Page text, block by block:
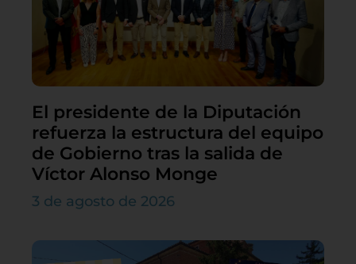
El presidente de la Diputación
refuerza la estructura del equipo
de Gobierno tras la salida de
Víctor Alonso Monge
3 de agosto de 2026